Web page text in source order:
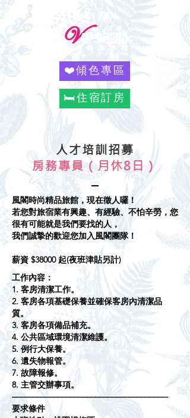
❤️傾色專區
🛏️住宿訂房
人才培訓招募
房務專員（月休8日）
風閣時尚精品旅館，現在徵人囉！
若您對旅宿業有興趣、有經驗、不怕辛勞，您
很有可能就是我們要找的人，
我們誠摯的歡迎您加入風閣團隊！
薪資 $38000 起(夜班津貼另計)
工作內容：
1. 客房清潔工作。
2. 客房各項基礎保養並確保客房內清潔品
質。
3. 客房各項備品補充。
4. 公共區域環境清潔維護。
5. 例行大保養。
6. 遺失物報管。
7. 故障報修。
8. 主管交辦事項。
–––––––––––––––––––––––––––––––––––––-
要求條件